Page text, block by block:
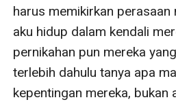
harus memikirkan perasaan
aku hidup dalam kendali
pernikahan pun mereka
terlebih dahulu tanya apa
kepentingan mereka, bukan